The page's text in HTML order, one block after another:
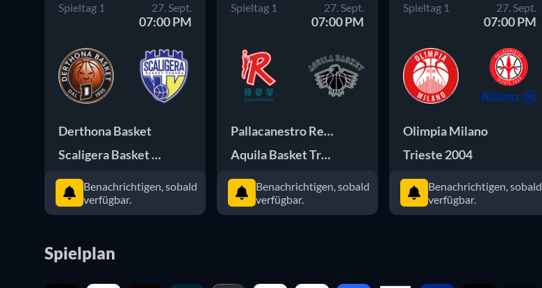
Spieltag 1 27. Sept.
07:00 PM
Derthona Basket
Scaligera Basket Verona
Benachrichtigen, sobald
verfügbar.
Spieltag 1 27. Sept.
07:00 PM
Pallacanestro Reggiana
Aquila Basket Trento
Benachrichtigen, sobald
verfügbar.
Spieltag 1 27. Sept.
07:00 PM
Olimpia Milano
Trieste 2004
Benachrichtigen, sobald
verfügbar.
Spielplan